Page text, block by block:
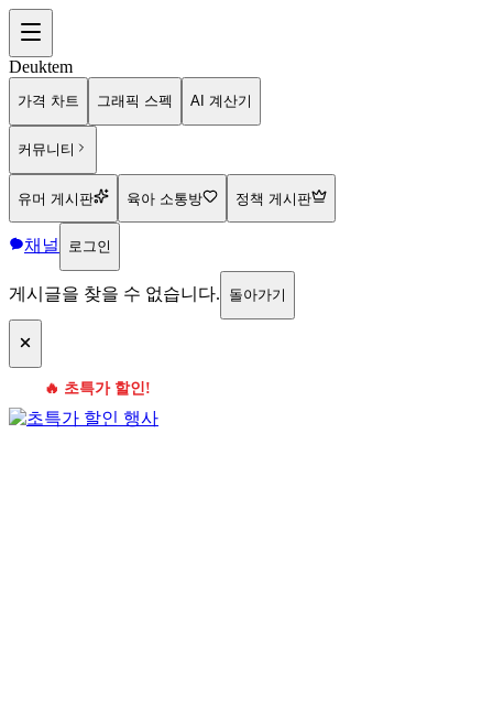
Deuktem
가격 차트 그래픽 스펙 AI 계산기
커뮤니티
유머 게시판 육아 소통방 정책 게시판
채널 로그인
게시글을 찾을 수 없습니다. 돌아가기
🔥 초특가 할인!